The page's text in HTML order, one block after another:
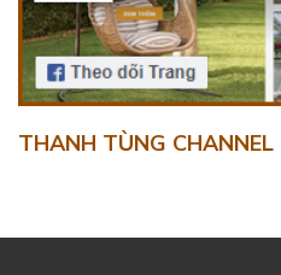
THANH TÙNG CHANNEL